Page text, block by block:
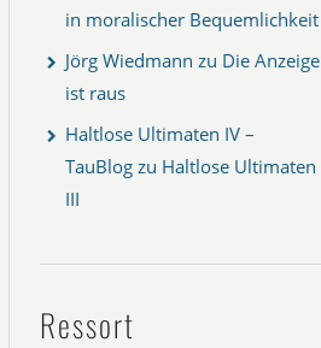
in moralischer Bequemlichkeit
Jörg Wiedmann zu Die Anzeige
ist raus
Haltlose Ultimaten IV –
TauBlog zu Haltlose Ultimaten
III
Ressort